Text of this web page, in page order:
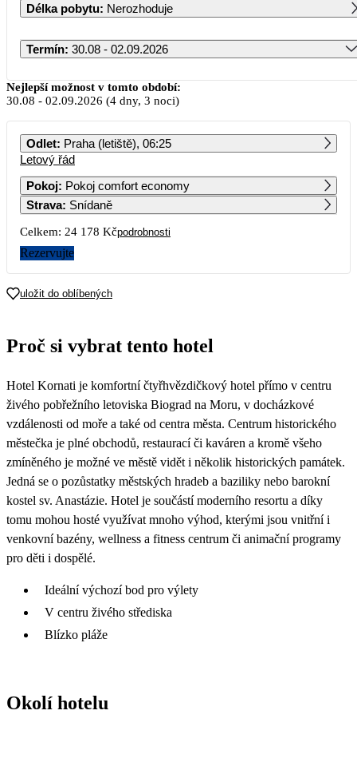
Délka pobytu: Nerozhoduje
Termín: 30.08 - 02.09.2026
Srpen 2026
PO ÚT ST ČT PÁ SO NE
3
17
12 889
Nejlepší možnost v tomto období:
30.08 - 02.09.2026 (4 dny, 3 noci)
Odlet: Praha (letiště), 06:25
Letový řád
Pokoj:
Pokoj comfort economy
Strava: Snídaně
Celkem: 24 178 Kčpodrobnosti
Rezervujte
uložit do oblíbených
Proč si vybrat tento hotel
Hotel Kornati je komfortní čtyřhvězdičkový hotel přímo v centru
živého pobřežního letoviska Biograd na Moru, v docházkové
vzdálenosti od moře a také od centra města. Centrum historického
městečka je plné obchodů, restaurací či kaváren a kromě všeho
zmíněného je možné ve městě vidět i několik historických památek.
Jedná se o pozůstatky městských hradeb a baziliky nebo barokní
kostel sv. Anastázie. Hotel je součástí moderního resortu a díky
tomu mohou hosté využívat mnoho výhod, kterými jsou vnitřní i
venkovní bazény, wellness a fitness centrum či animační programy
pro děti i dospělé.
Ideální výchozí bod pro výlety
V centru živého střediska
Blízko pláže
Okolí hotelu